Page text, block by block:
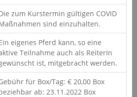
zum Kurstermin gültigen COVID
sind einzuhalten.
eigenes Pferd kann, so eine
Teilnahme auch als ReiterIn
ist, mitgebracht werden.
für Box/Tag: € 20,00 Box
ab: 23.11.2022 Box